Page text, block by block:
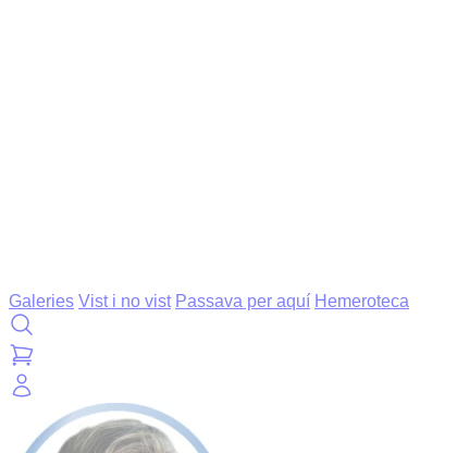
Galeries Vist i no vist Passava per aquí Hemeroteca